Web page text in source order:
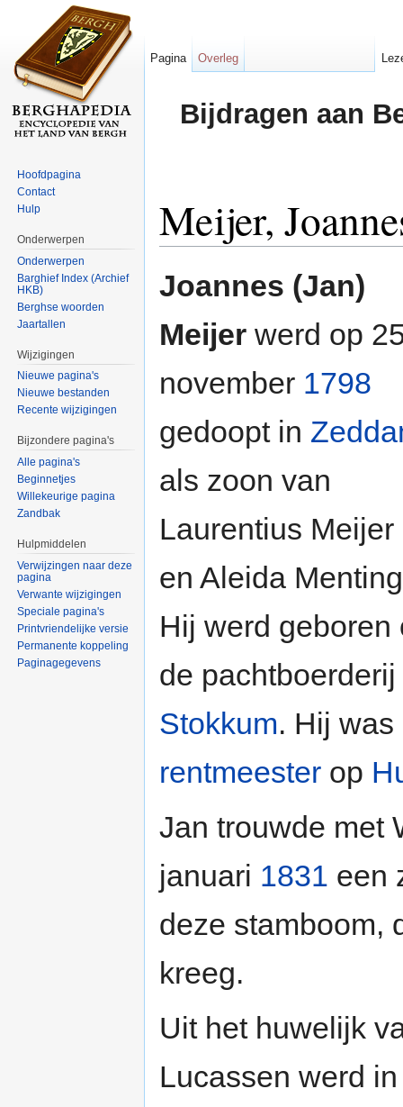
Bijdragen aan
Meijer,
Joannes (Jan)
Meijer werd op
november 1798
gedoopt in
als zoon van
Laurentius Meijer
en Aleida
Hij werd geboren
de
Stokkum. Hij
rentmeester op
Jan trouwde met
januari 1831 een
deze stamboom,
kreeg.
Uit het huwelijk
Lucassen werd
Pagina Overleg
Hoofdpagina
Contact
Hulp
Onderwerpen
Onderwerpen
Barghief Index (Archief
HKB)
Berghse woorden
Jaartallen
Wijzigingen
Nieuwe pagina's
Nieuwe bestanden
Recente wijzigingen
Bijzondere pagina's
Alle pagina's
Beginnetjes
Willekeurige pagina
Zandbak
Hulpmiddelen
Verwijzingen naar deze
pagina
Verwante wijzigingen
Speciale pagina's
Printvriendelijke versie
Permanente koppeling
Paginagegevens